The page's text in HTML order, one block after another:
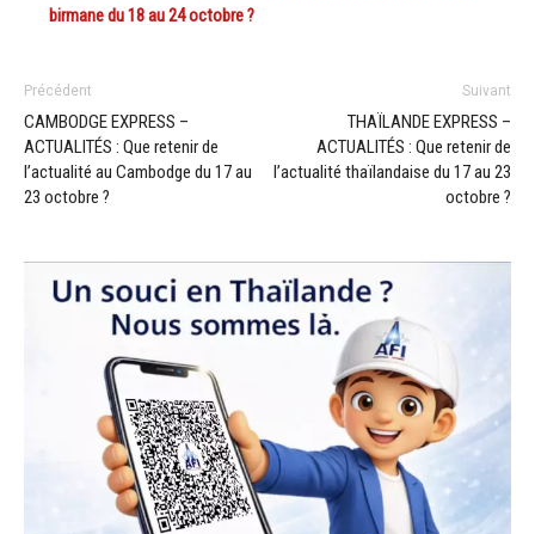
birmane du 18 au 24 octobre ?
Précédent
CAMBODGE EXPRESS –
ACTUALITÉS : Que retenir de
l’actualité au Cambodge du 17 au
23 octobre ?
Suivant
THAÏLANDE EXPRESS –
ACTUALITÉS : Que retenir de
l’actualité thaïlandaise du 17 au 23
octobre ?